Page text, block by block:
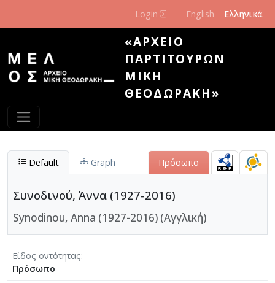
Login English Ελληνικά
«ΑΡΧΕΊΟ
ΠΑΡΤΙΤΟΎΡΩΝ
ΜΊΚΗ
ΘΕΟΔΩΡΆΚΗ»
Default Graph Πρόσωπο
Συνοδινού, Άννα (1927-2016)
Synodinou, Anna (1927-2016) (Αγγλική)
Είδος οντότητας
Πρόσωπο